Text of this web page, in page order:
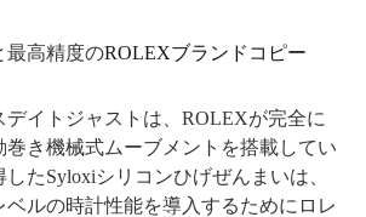
最高精度のROLEXブランドコピー
デイトジャストは、ROLEXが完全に
巻き機械式ムーブメントを搭載してい
たSyloxiシリコンひげぜんまいは、
ルの時計性能を導入するためにロレ